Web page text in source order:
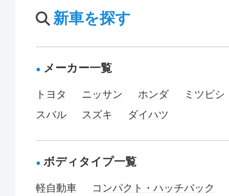
新車を探す
メーカー一覧
トヨタ ニッサン ホンダ
ミツビシ
スバル
スズキ ダイハツ
ボディタイプ一覧
軽自動車
コンパクト・ハッチバック